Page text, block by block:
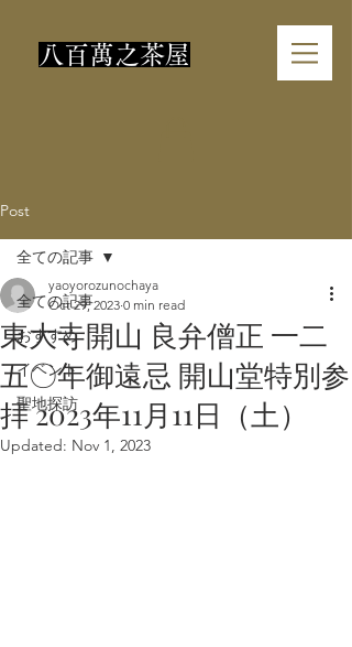
​八百萬之茶屋
Post
全ての記事
おすすめ
イベント
聖地探訪
全ての記事
東大寺開山 良弁僧正 一二
五〇年御遠忌 開山堂特別参
拝 2023年11月11日（土）
yaoyorozunochaya
Oct 29, 2023 0 min read
Updated: Nov 1, 2023